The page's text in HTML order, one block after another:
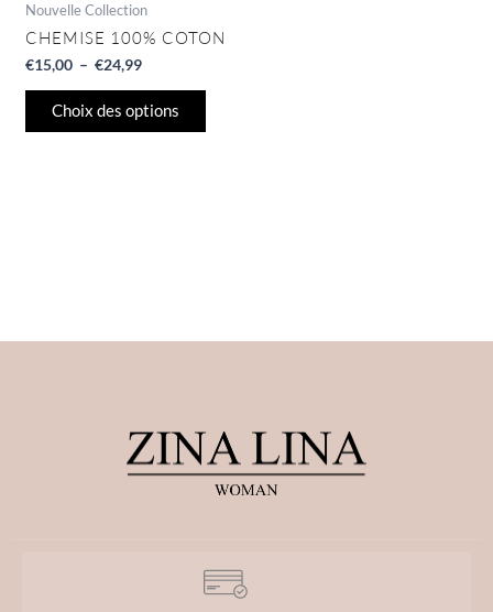
Nouvelle Collection
CHEMISE 100% COTON
€15,00 – €24,99
Choix des options
du